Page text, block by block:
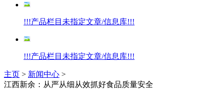
!!!产品栏目未指定文章/信息库!!!
!!!产品栏目未指定文章/信息库!!!
主页 > 新闻中心 >
江西新余：从严从细从效抓好食品质量安全